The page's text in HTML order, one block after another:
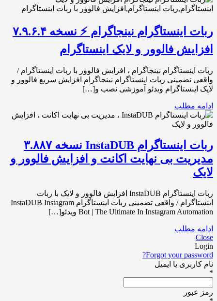
ربات اینستاگرام نینجاگرام ⚡️ نسخه ۷.۹.۶.۴
افزایش فالوور و لایک اینستاگرام
ربات اینستاگرام نینجاگرام ، افزایش فالوور با ربات اینستاگرام /
واقعی تضمینی ربات اینستاگرام نینجاگرام افزایش سریع فالوور و
لایک اینستاگرام ویدئو آموزشی نصب و[…]
ادامه مطلب
ربات اینستاگرام InstaDUB نسخه ۳.۸۸۷
مدیریت بی نهایت اکانت و افزایش فالوور و
لایک
ربات اینستاگرام InstaDUB افزایش فالوور و لایک با ربات
اینستاگرام / واقعی تضمینی ربات اینستاگرام InstaDUB Instagram
Bot | The Ultimate In Instagram Automation ویدئو[…]
ادامه مطلب
Close
Login
Forgot your password?
نام کاربری یا ایمیل
*
رمز عبور